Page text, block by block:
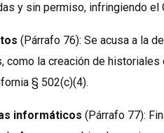
y sin permiso, infringiendo el
(Párrafo 76): Se acusa a la
como la creación de
§ 502(c)(4).
informáticos (Párrafo 77):